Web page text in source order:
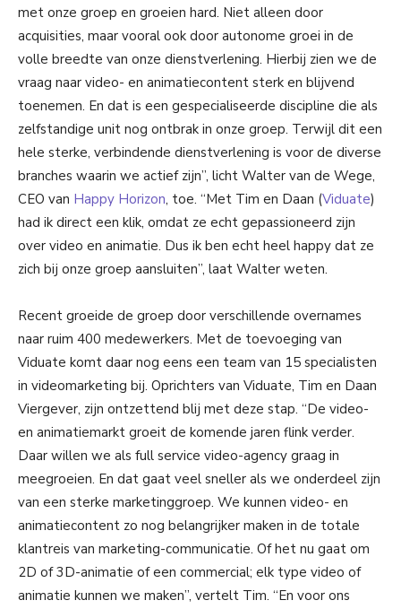
met onze groep en groeien hard. Niet alleen door
acquisities, maar vooral ook door autonome groei in de
volle breedte van onze dienstverlening. Hierbij zien we de
vraag naar video- en animatiecontent sterk en blijvend
toenemen. En dat is een gespecialiseerde discipline die als
zelfstandige unit nog ontbrak in onze groep. Terwijl dit een
hele sterke, verbindende dienstverlening is voor de diverse
branches waarin we actief zijn”, licht Walter van de Wege,
CEO van Happy Horizon, toe. “Met Tim en Daan (Viduate)
had ik direct een klik, omdat ze echt gepassioneerd zijn
over video en animatie. Dus ik ben echt heel happy dat ze
zich bij onze groep aansluiten”, laat Walter weten.
Recent groeide de groep door verschillende overnames
naar ruim 400 medewerkers. Met de toevoeging van
Viduate komt daar nog eens een team van 15 specialisten
in videomarketing bij. Oprichters van Viduate, Tim en Daan
Viergever, zijn ontzettend blij met deze stap. “De video-
en animatiemarkt groeit de komende jaren flink verder.
Daar willen we als full service video-agency graag in
meegroeien. En dat gaat veel sneller als we onderdeel zijn
van een sterke marketinggroep. We kunnen video- en
animatiecontent zo nog belangrijker maken in de totale
klantreis van marketing-communicatie. Of het nu gaat om
2D of 3D-animatie of een commercial; elk type video of
animatie kunnen we maken”, vertelt Tim. “En voor ons